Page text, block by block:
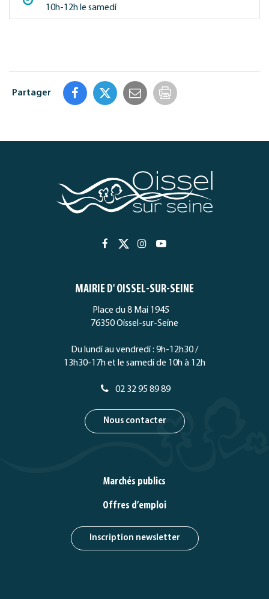
10h-12h le samedi
Partager
Imprimer
Lien
compte
Facebook
Lien
compte
Twitter
Lien
compte
Instagram
Lien
chaîne
Youtube
MAIRIE D' OISSEL-SUR-SEINE
Place du 8 Mai 1945
76350 Oissel-sur-Seine
Du lundi au vendredi : 9h-12h30 /
13h30-17h et le samedi de 10h à 12h
02 32 95 89 89
Nous contacter
Marchés publics
Offres d’emploi
Inscription newsletter